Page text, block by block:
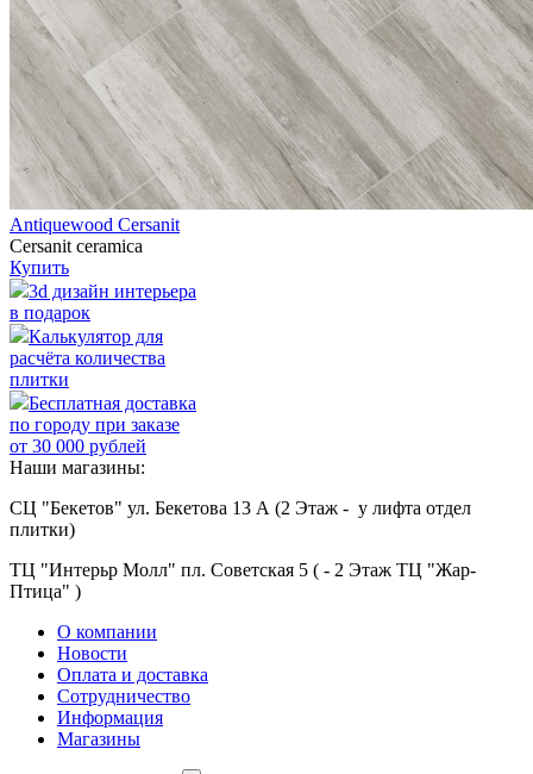
Antiquewood Cersanit
Cersanit ceramica
Купить
3d дизайн интерьера
в подарок
Калькулятор для
расчёта количества
плитки
Бесплатная доставка
по городу при заказе
от 30 000 рублей
Наши магазины:
СЦ "Бекетов" ул. Бекетова 13 А (2 Этаж - у лифта отдел
плитки)
ТЦ "Интерьр Молл" пл. Советская 5 ( - 2 Этаж ТЦ "Жар-
Птица" )
О компании
Новости
Оплата и доставка
Сотрудничество
Информация
Магазины